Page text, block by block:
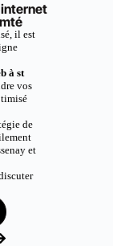
il est
à st
vos
de
et